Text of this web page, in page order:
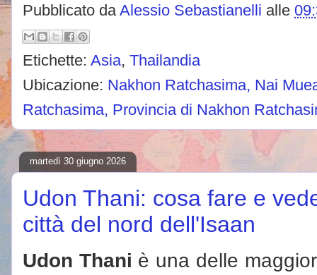
Pubblicato daAlessio Sebastianelli alle
Etichette: Asia, Thailandia
Ubicazione: Nakhon Ratchasima, Nai
Ratchasima, Provincia di Nakhon
martedì 30 giugno 2026
Udon Thani: cosa fare e
città del nord dell'Isaan
Udon Thani è una delle